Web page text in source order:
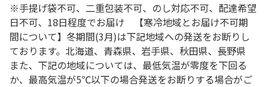
※手提げ袋不可、二重包装不可、のし対応不可、配達希望
日不可、18日程度でお届け 【寒冷地域とお届け不可期
間について】冬期間(3月)は下記地域への発送をお断りし
ております。北海道、青森県、岩手県、秋田県、長野県
また、下記の地域については、最低気温が零度を下回る
か、最高気温が5℃以下の場合発送をお断りする場合がご